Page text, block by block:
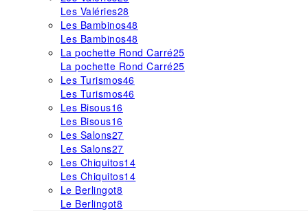
Les Valéries28
Les Bambinos48
Les Bambinos48
La pochette Rond Carré25
La pochette Rond Carré25
Les Turismos46
Les Turismos46
Les Bisous16
Les Bisous16
Les Salons27
Les Salons27
Les Chiquitos14
Les Chiquitos14
Le Berlingot8
Le Berlingot8